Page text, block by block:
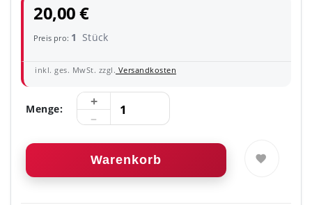
20,00 €
Preis pro: 1 Stück
inkl. ges. MwSt. zzgl. Versandkosten
Menge:
Warenkorb